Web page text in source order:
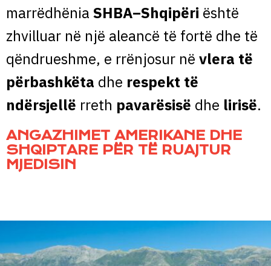
marrëdhënia SHBA–Shqipëri është
zhvilluar në një aleancë të fortë dhe të
qëndrueshme, e rrënjosur në vlera të
përbashkëta dhe respekt të
ndërsjellë rreth pavarësisë dhe lirisë.
ANGAZHIMET AMERIKANE DHE
SHQIPTARE PËR TË RUAJTUR
MJEDISIN